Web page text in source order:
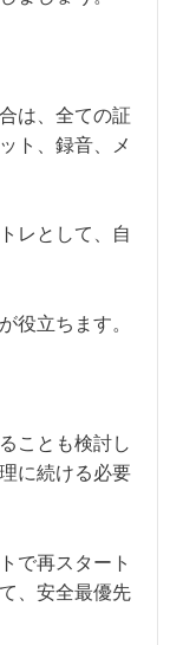
は、全ての証
ト、録音、メ
レとして、自
役立ちます。
ことも検討し
に続ける必要
で再スタート
、安全最優先